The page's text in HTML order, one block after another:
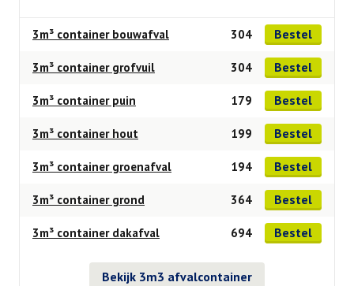
3m³ container bouwafval 304 Bestel
3m³ container grofvuil 304 Bestel
3m³ container puin 179 Bestel
3m³ container hout 199 Bestel
3m³ container groenafval 194 Bestel
3m³ container grond 364 Bestel
3m³ container dakafval 694 Bestel
Bekijk 3m3 afvalcontainer